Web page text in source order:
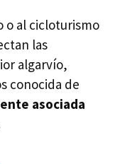
o al cicloturismo
las
algarvío,
conocida de
asociada